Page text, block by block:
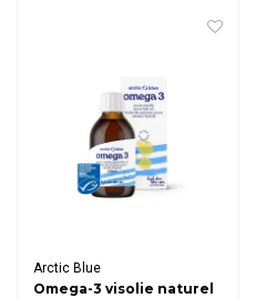
Arctic Blue
Omega-3 visolie naturel